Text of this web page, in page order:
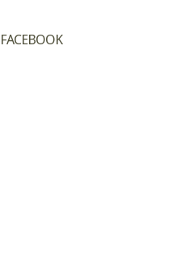
FACEBOOK